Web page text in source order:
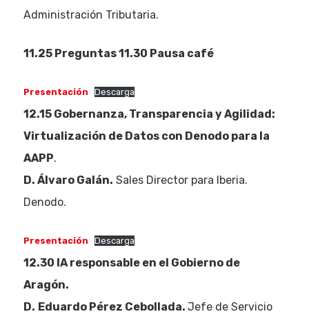
Administración Tributaria.
11.25 Preguntas 11.30 Pausa café
Presentación Descarga
12.15 Gobernanza, Transparencia y Agilidad:
Virtualización de Datos con Denodo para la
AAPP.
D. Álvaro Galán. Sales Director para Iberia.
Denodo.
Presentación Descarga
12.30 IA responsable en el Gobierno de
Aragón.
D. Eduardo Pérez Cebollada. Jefe de Servicio